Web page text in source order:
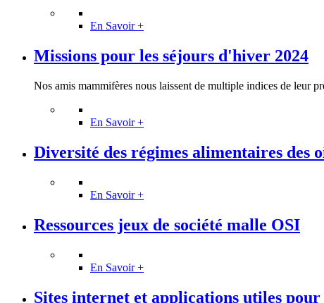
En Savoir +
Missions pour les séjours d'hiver 2024
Nos amis mammifères nous laissent de multiple indices de leur
En Savoir +
Diversité des régimes alimentaires des
En Savoir +
Ressources jeux de société malle OSI
En Savoir +
Sites internet et applications utiles